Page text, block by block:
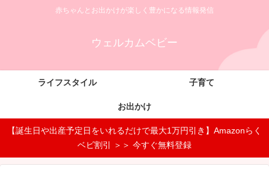
赤ちゃんとお出かけが楽しく豊かになる情報発信
ウェルカムベビー
ライフスタイル 子育て
お出かけ
【誕生日や出産予定日をいれるだけで最大1万円引き】Amazonらく
ベビ割引 ＞＞ 今すぐ無料登録